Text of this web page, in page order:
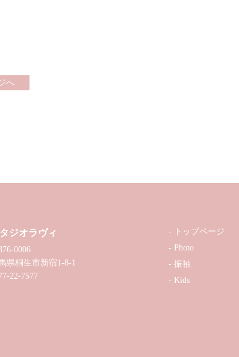
へ
ジオラヴィ
0006
県桐生市新宿1-8-1
22-7577
トップページ
Photo
振袖
Kids